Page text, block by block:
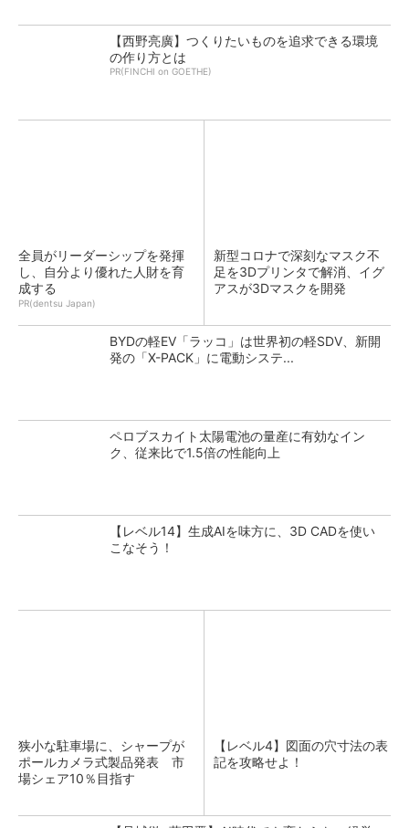
【西野亮廣】つくりたいものを追求できる環境
の作り方とは
PR(FINCHI on GOETHE)
全員がリーダーシップを発揮
し、自分より優れた人財を育
成する
PR(dentsu Japan)
新型コロナで深刻なマスク不
足を3Dプリンタで解消、イグ
アスが3Dマスクを開発
BYDの軽EV「ラッコ」は世界初の軽SDV、新開
発の「X-PACK」に電動システ...
ペロブスカイト太陽電池の量産に有効なイン
ク、従来比で1.5倍の性能向上
【レベル14】生成AIを味方に、3D CADを使い
こなそう！
狭小な駐車場に、シャープが
ポールカメラ式製品発表 市
場シェア10％目指す
【レベル4】図面の穴寸法の表
記を攻略せよ！